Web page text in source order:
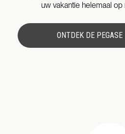
uw vakantie helemaal
ONTDEK DE PEGASE